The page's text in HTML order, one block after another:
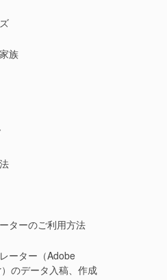
族
ターのご利用方法
ーター（Adobe
のデータ入稿、作成